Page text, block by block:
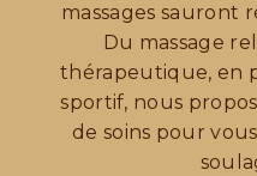
massages sauront
Du massage
thérapeutique, en
sportif, nous
de soins pour